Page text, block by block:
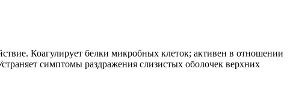
Коагулирует белки микробных клеток; активен в отношении
симптомы раздражения слизистых оболочек верхних